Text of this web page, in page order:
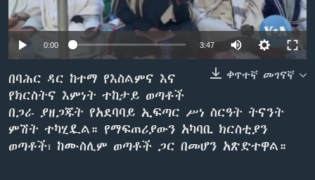
ቋንቋዎች
0:00 3:47
ቀጥተኛ መገናኛ
በባሕር ዳር ከተማ የእስልምና እና
የክርስትና እምነት ተከታይ ወጣቶች
በጋራ ያዘጋጁት የአደባባይ ኢፍጣር ሥነ ስርዓት ትናንት
ምሽት ተካሂዷል። የማፍጠሪያውን አካባቢ ክርስቲያን
ወጣቶች፣ ከሙስሊም ወጣቶች ጋር በመሆን አጽድተዋል።